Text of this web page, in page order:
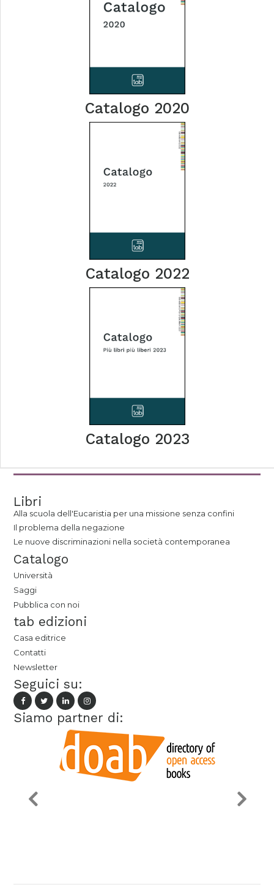
Catalogo 2020
Catalogo 2022
Catalogo 2023
Libri
Alla scuola dell'Eucaristia per una missione senza confini
Il problema della negazione
Le nuove discriminazioni nella società contemporanea
Catalogo
Università
Saggi
Pubblica con noi
tab edizioni
Casa editrice
Contatti
Newsletter
Seguici su:
Siamo partner di: